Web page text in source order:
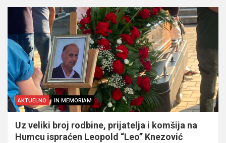
AKTUELNO IN MEMORIAM
Uz veliki broj rodbine, prijatelja i komšija na
Humcu ispraćen Leopold “Leo” Knezović